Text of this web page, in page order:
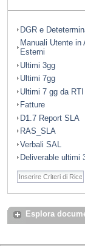
DGR e
Manuali Utente in
Esterni
Ultimi 3gg
Ultimi 7gg
Ultimi 7 gg da RTI
Fatture
D1.7 Report SLA
RAS_SLA
Verbali SAL
Deliverable ultimi
Esplora